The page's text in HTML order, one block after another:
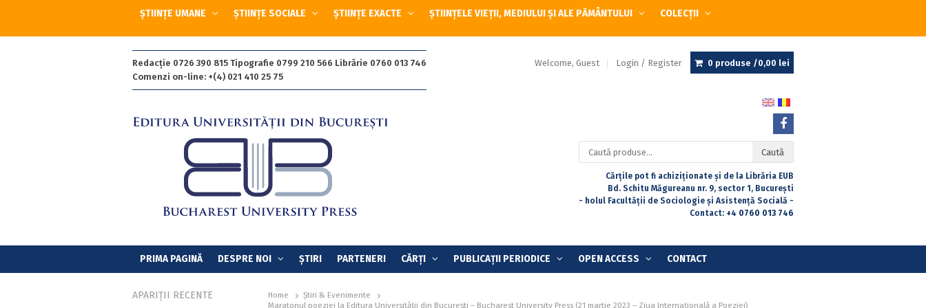
ȘTIINȚE UMANE ȘTIINȚE SOCIALE ȘTIINȚE EXACTE ȘTIINȚELE VIEȚII, MEDIULUI ȘI ALE PĂMÂNTULUI COLECȚII
Redacție 0726 390 815 Tipografie 0799 210 566 Librărie 0760 013 746
Comenzi on-line: +(4) 021 410 25 75
Welcome, Guest Login / Register 0 produse /0,00 lei
Caută
după:
Caută
Cărțile pot fi achiziționate și de la Librăria EUB
Bd. Schitu Măgureanu nr. 9, sector 1, București
- holul Facultății de Sociologie și Asistență Socială -
Contact: +4 0760 013 746
PRIMA PAGINĂ DESPRE NOI ȘTIRI PARTENERI CĂRȚI PUBLICAȚII PERIODICE OPEN ACCESS CONTACT
Home
Știri & Evenimente
Maratonul poeziei la Editura Universității din București – Bucharest University Press (21 martie 2023 – Ziua Internațională a Poeziei)
APARIȚII RECENTE